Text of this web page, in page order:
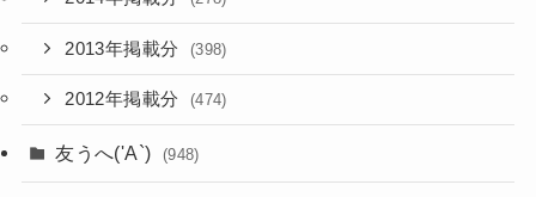
2013年掲載分 (398)
2012年掲載分 (474)
友うへ('A`) (948)